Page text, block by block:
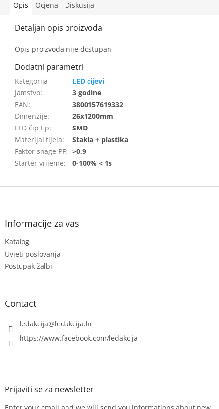
Opis Ocjena Diskusija
Opis proizvoda nije dostupan
LED cijevi
Jamstvo:
3 godine
EAN:
3800157619332
Dimenzije:
26x1200mm
LED čip tip:
SMD
Materijal tijela:
Stakla + plastika
Faktor snage PF: >0,9
Starter vrijeme: 0-100% < 1s
F
Informacije za vas
Katalog
Uvjeti poslovanja
Postupak žalbi
Contact
ledakcija@ledakcija.hr
https://www.facebook.com/ledakcija